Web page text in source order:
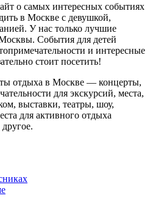
о самых интересных событиях
в Москве с девушкой,
У нас только лучшие
События для детей
и интересные
стоит посетить!
отдыха в Москве — концерты,
для экскурсий, места,
выставки, театры, шоу,
для активного отдыха